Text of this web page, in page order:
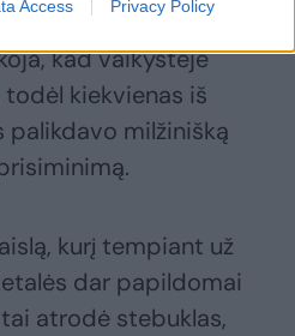
Access Privacy Policy
kad vaikystėje
kiekvienas iš
palikdavo milžinišką
kurį tempiant už
dar papildomai
atrodė stebuklas,